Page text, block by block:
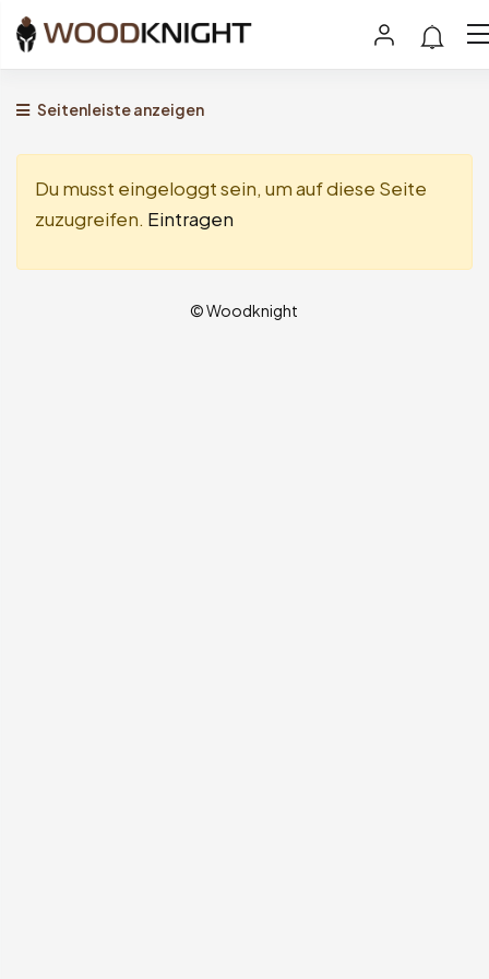
Seitenleiste anzeigen
Du musst eingeloggt sein, um auf diese Seite
zuzugreifen. Eintragen
© Woodknight